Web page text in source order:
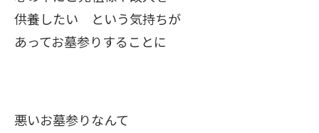
供養したい という気持ちが
あってお墓参りすることに
悪いお墓参りなんて